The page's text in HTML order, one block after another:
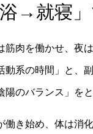
→就寝
筋肉を働かせ、夜
動系の時間」と、
陽のバランス」を
働き始め、体は消